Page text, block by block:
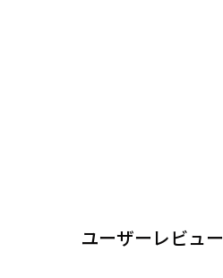
ユーザーレビュー